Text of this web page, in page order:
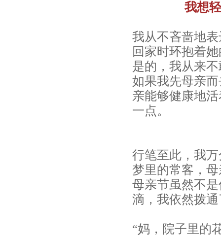
我想
我从不吝啬地
回家时环抱着
是的，我从来
如果我先母亲
亲能够健康地
一点。
行笔至此，我
梦里的常客，
母亲节虽然不
滴，我依然拨
“妈，院子里的